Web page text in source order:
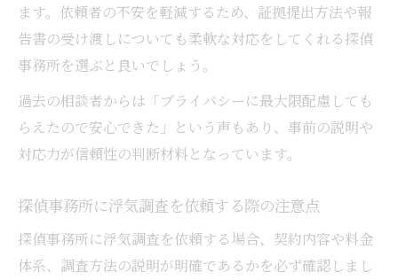
ます。依頼者の不安を軽減するため、証拠提出方法や報
告書の受け渡しについても柔軟な対応をしてくれる探偵
事務所を選ぶと良いでしょう。
過去の相談者からは「プライバシーに最大限配慮しても
らえたので安心できた」という声もあり、事前の説明や
対応力が信頼性の判断材料となっています。
探偵事務所に浮気調査を依頼する際の注意点
探偵事務所に浮気調査を依頼する場合、契約内容や料金
体系、調査方法の説明が明確であるかを必ず確認しまし